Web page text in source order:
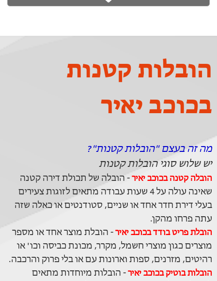
הובלות קטנות
בכוכב יאיר
מה זה בעצם "הובלות קטנות"?
יש שלוש סוגי הובלות קטנות
הובלה קטנה בכוכב יאיר - הובלה של תכולת דירה קטנה
שאינה עולה על 4 שעות עבודה מתאים לזוגות צעירים
בעלי דירת חדר אחד או שניים, סטודנטים או כאלה שזה
עתה פרחו מהקן.
הובלת פריט בודד בכוכב יאיר - הובלת מוצר אחד או מספר
מוצרים כגון מוצרי חשמל, מקרר, מכונת כביסה וכו' או
רהיטים, מזרנים, ספות וארונות עם או בלי פרוק והרכבה.
הובלות בוטיק בכוכב יאיר - הובלות מיוחדות מתאים